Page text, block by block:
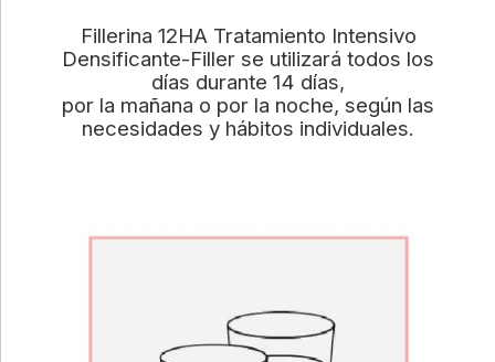
Fillerina 12HA Tratamiento Intensivo
Densificante-Filler se utilizará todos los
días durante 14 días,
por la mañana o por la noche, según las
necesidades y hábitos individuales.